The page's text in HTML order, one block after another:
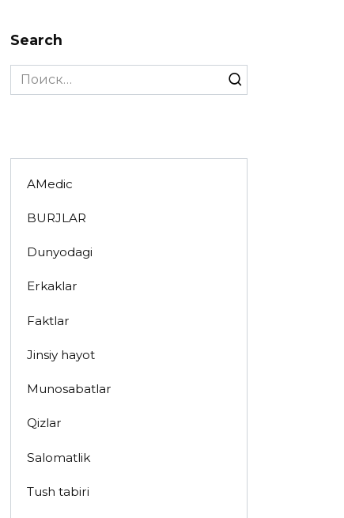
Search
Search
for:
AMedic
BURJLAR
Dunyodagi
Erkaklar
Faktlar
Jinsiy hayot
Munosabatlar
Qizlar
Salomatlik
Tush tabiri